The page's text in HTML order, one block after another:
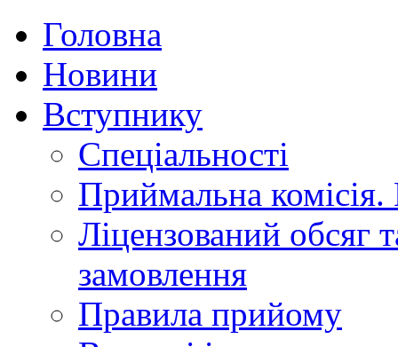
Головна
Новини
Вступнику
Спеціальності
Приймальна
Ліцензований обсяг
замовлення
Правила прийому